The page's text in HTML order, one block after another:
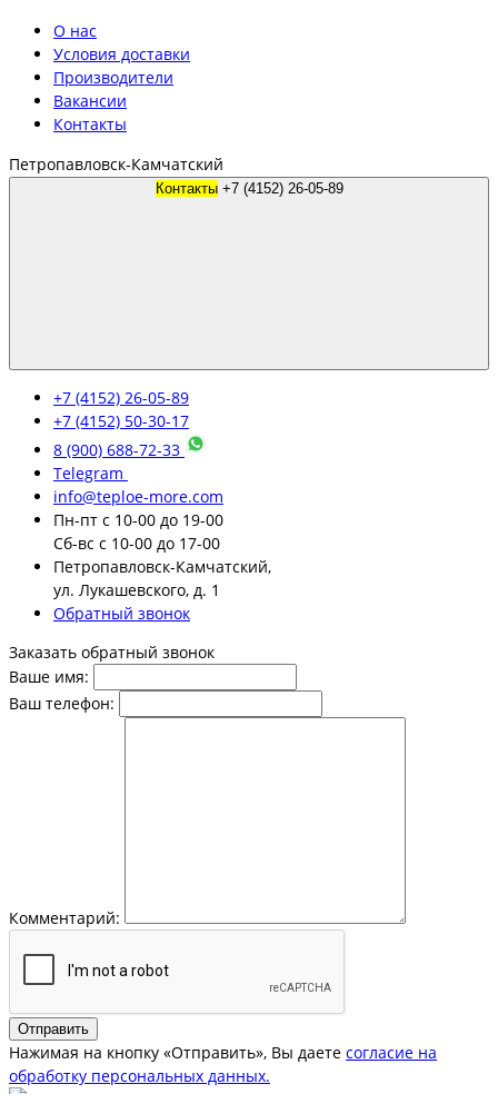
О нас
Условия доставки
Производители
Вакансии
Контакты
Петропавловск-Камчатский
Контакты +7 (4152) 26-05-89
+7 (4152) 26-05-89
+7 (4152) 50-30-17
8 (900) 688-72-33
Telegram
info@teploe-more.com
Пн-пт с 10-00 до 19-00
Сб-вс с 10-00 до 17-00
Петропавловск-Камчатский,
ул. Лукашевского, д. 1
Обратный звонок
Заказать обратный звонок
Ваше имя:
Ваш телефон:
Комментарий:
Отправить
Нажимая на кнопку «Отправить», Вы даете согласие на
обработку персональных данных.